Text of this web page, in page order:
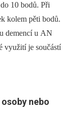
10 bodů. Při
kolem pěti bodů.
demencí u AN
využití je součástí
nebo